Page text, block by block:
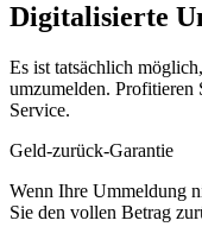
Digitalisierte
Es ist tatsächlich
umzumelden. Profitieren
Service.
Geld-zurück-Garantie
Wenn Ihre Ummeldung
Sie den vollen Betrag